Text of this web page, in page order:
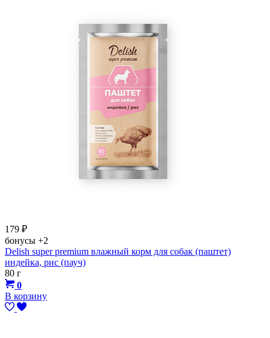
179 ₽
бонусы +2
Delish super premium влажный корм для собак (паштет)
индейка, рис (пауч)
80 г
0
В корзину